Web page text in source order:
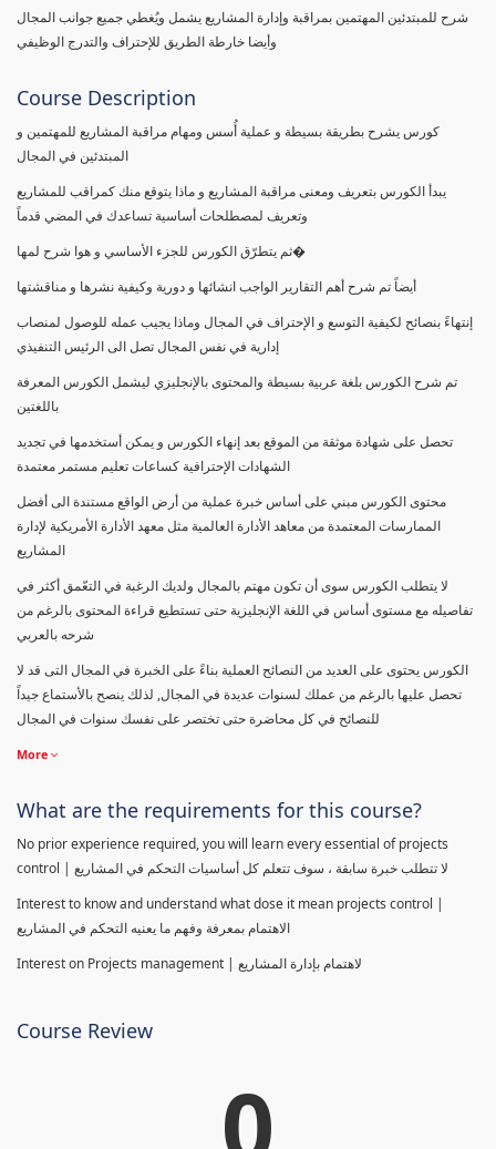
شرح للمبتدئين المهتمين بمراقبة وإدارة المشاريع يشمل ويُغطي جميع جوانب المجال
وأيضا خارطة الطريق للإحتراف والتدرج الوظيفي
Course Description
كورس يشرح بطريقة بسيطة و عملية أُسس ومهام مراقبة المشاريع للمهتمين و
المبتدئين في المجال
يبدأ الكورس بتعريف ومعنى مراقبة المشاريع و ماذا يتوقع منك كمراقب للمشاريع
وتعريف لمصطلحات أساسية تساعدك في المضي قدماً
ثم يتطرّق الكورس للجزء الأساسي و هوا شرح لمها�
أيضاً تم شرح أهم التقارير الواجب انشائها و دورية وكيفية نشرها و مناقشتها
إنتهاءً بنصائح لكيفية التوسع و الإحتراف في المجال وماذا يجيب عمله للوصول لمنصاب
إدارية في نفس المجال تصل الى الرئيس التنفيذي
تم شرح الكورس بلغة عربية بسيطة والمحتوى بالإنجليزي ليشمل الكورس المعرفة
باللغتين
تحصل على شهادة موثقة من الموقع بعد إنهاء الكورس و يمكن أستخدمها في تجديد
الشهادات الإحترافية كساعات تعليم مستمر معتمدة
محتوى الكورس مبني على أساس خبرة عملية من أرض الواقع مستندة الى أفضل
الممارسات المعتمدة من معاهد الأدارة العالمية مثل معهد الأدارة الأمريكية لإدارة
المشاريع
لا يتطلب الكورس سوى أن تكون مهتم بالمجال ولديك الرغبة في التعّمق أكثر في
تفاصيله مع مستوى أساس في اللغة الإنجليزية حتى تستطيع قراءة المحتوى بالرغم من
شرحه بالعربي
الكورس يحتوى على العديد من النصائح العملية بناءً على الخبرة في المجال التى قد لا
تحصل عليها بالرغم من عملك لسنوات عديدة في المجال, لذلك ينصح بالأستماع جيداً
للنصائح في كل محاضرة حتى تختصر على نفسك سنوات في المجال
More
What are the requirements for this course?
No prior experience required, you will learn every essential of projects
control | لا تتطلب خبرة سابقة ، سوف تتعلم كل أساسيات التحكم في المشاريع
Interest to know and understand what dose it mean projects control |
الاهتمام بمعرفة وفهم ما يعنيه التحكم في المشاريع
Interest on Projects management | لاهتمام بإدارة المشاريع
Course Review